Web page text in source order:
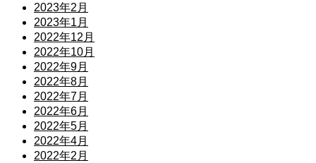
2023年2月
2023年1月
2022年12月
2022年10月
2022年9月
2022年8月
2022年7月
2022年6月
2022年5月
2022年4月
2022年2月